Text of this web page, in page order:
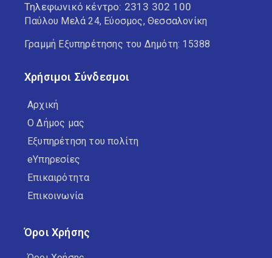
Τηλεφωνικό κέντρο: 2313 302 100
Παύλου Μελά 24, Εύοσμος, Θεσσαλονίκη
Γραμμή Εξυπηρέτησης του Δημότη: 15388
Χρήσιμοι Σύνδεσμοι
Αρχική
Ο Δήμος μας
Εξυπηρέτηση του πολίτη
eΥπηρεσίες
Επικαιρότητα
Επικοινωνία
Όροι Χρήσης